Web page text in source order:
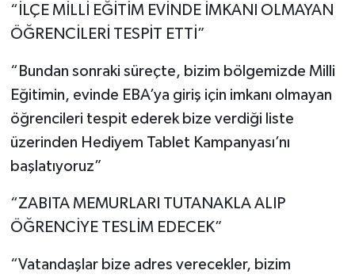
“İLÇE MİLLİ EĞİTİM EVİNDE İMKANI OLMAYAN
ÖĞRENCİLERİ TESPİT ETTİ”
“Bundan sonraki süreçte, bizim bölgemizde Milli
Eğitimin, evinde EBA’ya giriş için imkanı olmayan
öğrencileri tespit ederek bize verdiği liste
üzerinden Hediyem Tablet Kampanyası’nı
başlatıyoruz”
“ZABITA MEMURLARI TUTANAKLA ALIP
ÖĞRENCİYE TESLİM EDECEK”
“Vatandaşlar bize adres verecekler, bizim